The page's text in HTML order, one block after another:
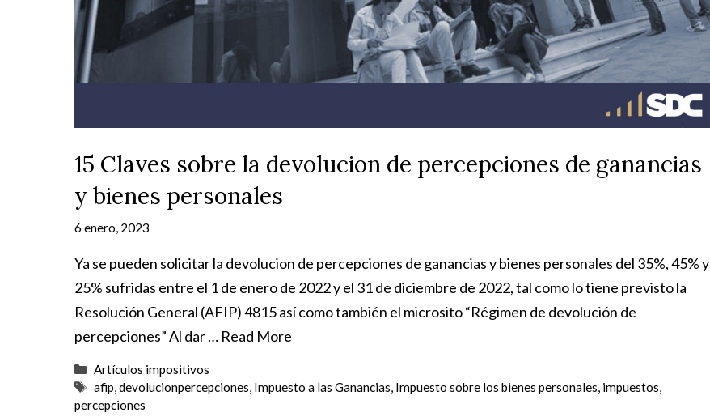
15 Claves sobre la devolucion de percepciones de ganancias
y bienes personales
6 enero, 2023
Ya se pueden solicitar la devolucion de percepciones de ganancias y bienes personales del 35%, 45% y
25% sufridas entre el 1 de enero de 2022 y el 31 de diciembre de 2022, tal como lo tiene previsto la
Resolución General (AFIP) 4815 así como también el microsito “Régimen de devolución de
percepciones” Al dar … Read More
Categorías
Artículos impositivos
Etiquetas
afip,devolucionpercepciones, Impuesto a las Ganancias, Impuesto sobre los bienes personales, impuestos,
percepciones